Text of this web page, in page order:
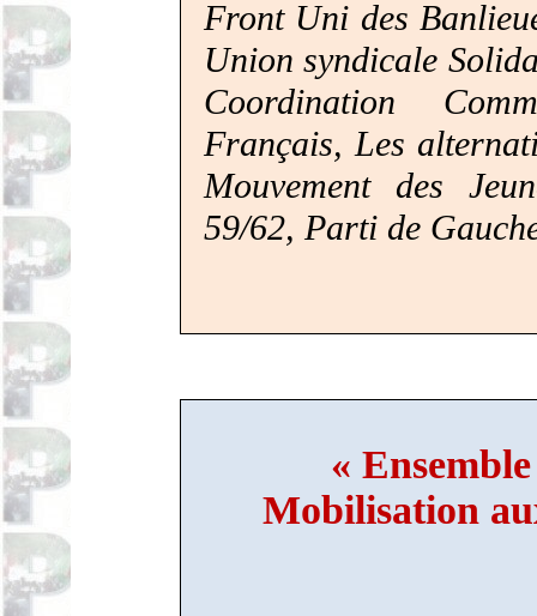
Front Uni des
Union syndicale
Coordination
Français, Les
Mouvement des
59/62, Parti de
«
Mobilisation